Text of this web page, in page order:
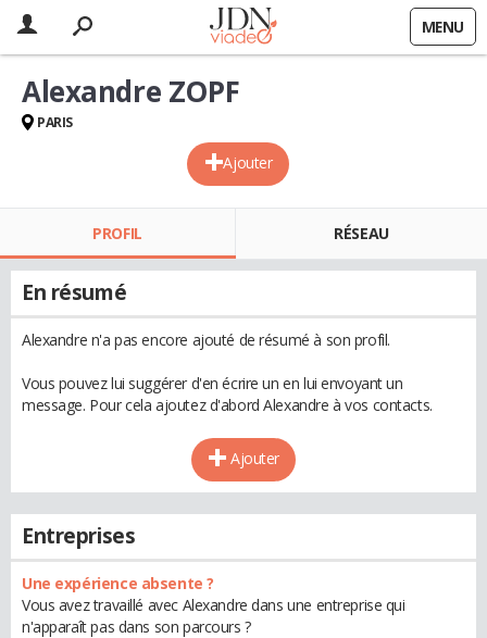
MENU
Ajouter
Alexandre ZOPF
PARIS
PROFIL RÉSEAU
En résumé
Alexandre n'a pas encore ajouté de résumé à son profil.
Vous pouvez lui suggérer d'en écrire un en lui envoyant un
message. Pour cela ajoutez d'abord Alexandre à vos contacts.
Ajouter
Entreprises
Une expérience absente ?
Vous avez travaillé avec Alexandre dans une entreprise qui
n'apparaît pas dans son parcours ?